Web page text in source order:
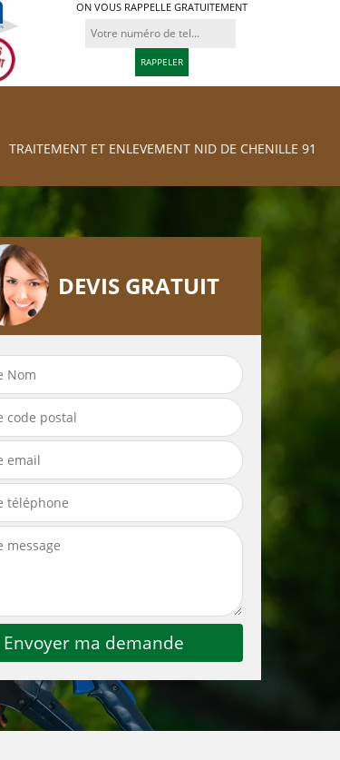
ON VOUS RAPPELLE GRATUITEMENT
TRAITEMENT ET ENLEVEMENT NID DE CHENILLE 91
Tonte et réfection
de pelouse 91
Traitement et
Enlevement nid
chenille 91
DEVIS GRATUIT